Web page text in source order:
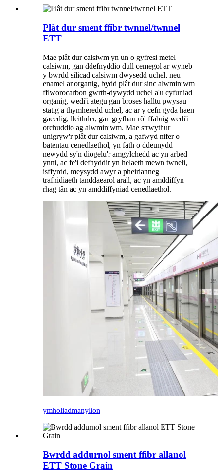
Plât dur sment ffibr twnnel/twnnel
ETT
Mae plât dur calsiwm yn un o gyfresi metel
calsiwm, gan ddefnyddio dull cemegol ar wyneb
y bwrdd silicad calsiwm dwysedd uchel, neu
enamel anorganig, bydd plât dur sinc alwminiwm
fflworocarbon gwrth-dywydd uchel a'u cyfuniad
organig, wedi'i ategu gan broses halltu pwysau
statig a thymheredd uchel, ac ar y cefn gyda haen
gaeedig, lleithder, gan gryfhau rôl ffabrig wedi'i
orchuddio ag alwminiwm. Mae strwythur
unigryw'r plât dur calsiwm, a gafwyd nifer o
batentau cenedlaethol, yn fath o ddeunydd
newydd sy'n diogelu'r amgylchedd ac yn arbed
ynni, ac fe'i defnyddir yn helaeth mewn twneli,
isffyrdd, meysydd awyr a pheirianneg
trafnidiaeth tanddaearol arall, ac yn amddiffyn
rhag tân ac yn amddiffyniad cenedlaethol.
ymholiadmanylion
Bwrdd addurnol sment ffibr allanol
ETT Stone Grain